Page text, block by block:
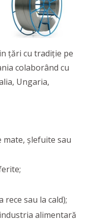
ţări cu tradiţie pe
colaborând cu
Ungaria,
şlefuite sau
sau la cald);
alimentară